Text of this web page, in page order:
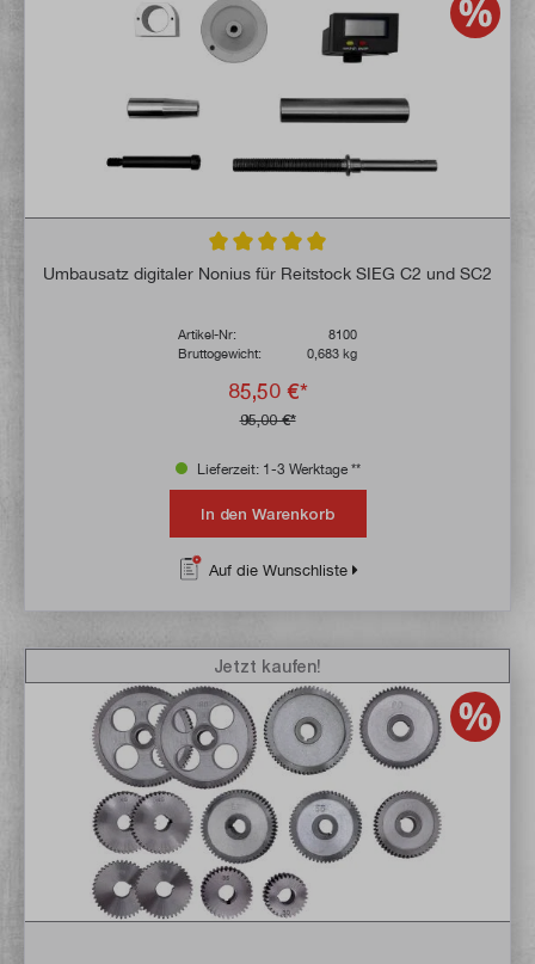
Durchschnittliche Bewertung von 5 von 5
Umbausatz digitaler Nonius für Reitstock SIEG C2 und SC2
Artikel-Nr:
8100
Bruttogewicht:
0,683 kg
85,50 €*
95,00 €*
Lieferzeit: 1-3 Werktage **
In den Warenkorb
Auf die Wunschliste
Jetzt kaufen!